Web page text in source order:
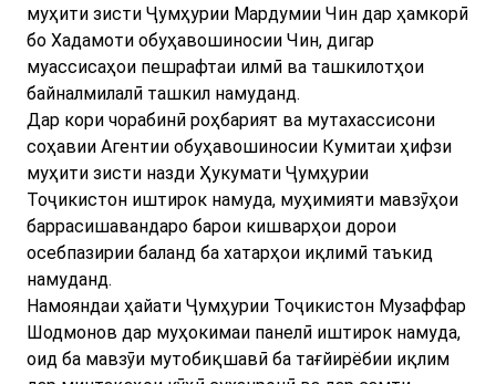
муҳити зисти Ҷумҳурии Мардумии Чин дар ҳамкорӣ
бо Хадамоти обуҳавошиносии Чин, дигар
муассисаҳои пешрафтаи илмӣ ва ташкилотҳои
байналмилалӣ ташкил намуданд.
Дар кори чорабинӣ роҳбарият ва мутахассисони
соҳавии Агентии обуҳавошиносии Кумитаи ҳифзи
муҳити зисти назди Ҳукумати Ҷумҳурии
Тоҷикистон иштирок намуда, муҳимияти мавзӯҳои
баррасишавандаро барои кишварҳои дорои
осебпазирии баланд ба хатарҳои иқлимӣ таъкид
намуданд.
Намояндаи ҳайати Ҷумҳурии Тоҷикистон Музаффар
Шодмонов дар муҳокимаи панелӣ иштирок намуда,
оид ба мавзӯи мутобиқшавӣ ба тағйирёбии иқлим